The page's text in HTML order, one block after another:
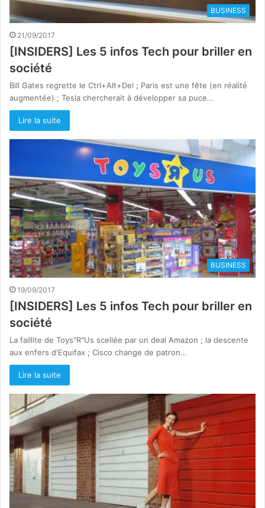
BUSINESS
21/09/2017
[INSIDERS] Les 5 infos Tech pour briller en
société
Bill Gates regrette le Ctrl+Alt+Del ; Paris est une fête (en réalité
augmentée) ; Tesla chercherait à développer sa puce...
Lire la suite
BUSINESS
19/09/2017
[INSIDERS] Les 5 infos Tech pour briller en
société
La faillite de Toys"R"Us scellée par un deal Amazon ; la descente
aux enfers d'Equifax ; Cisco change de patron…
Lire la suite